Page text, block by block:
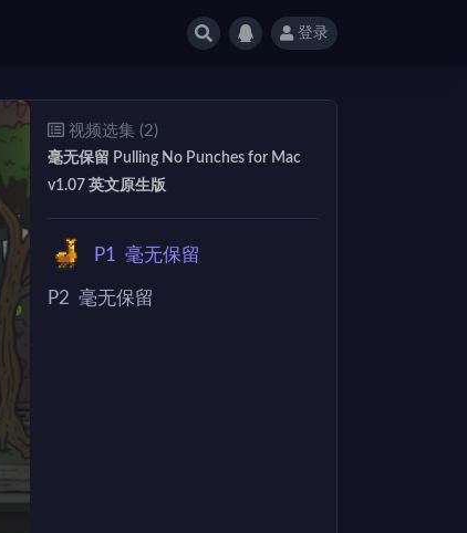
登录
视频选集 (2)
毫无保留 Pulling No Punches for Mac
v1.07 英文原生版
P1 毫无保留
P2 毫无保留